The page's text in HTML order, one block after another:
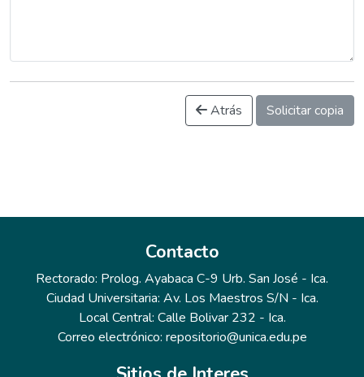
Atrás Solicitar copia
Contacto
Rectorado: Prolog. Ayabaca C-9 Urb. San José - Ica.
Ciudad Universitaria: Av. Los Maestros S/N - Ica.
Local Central: Calle Bolivar 232 - Ica.
Correo electrónico: repositorio@unica.edu.pe